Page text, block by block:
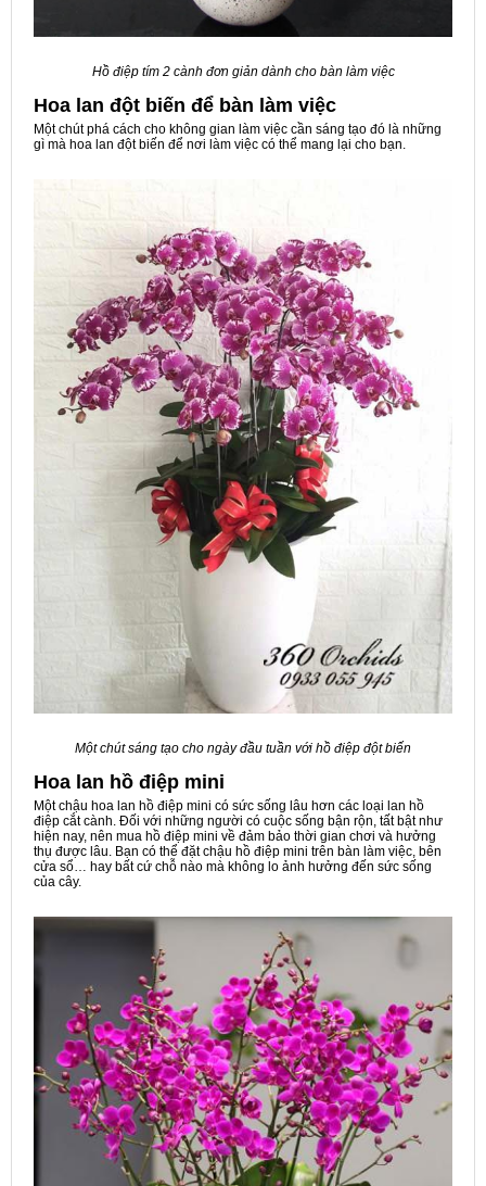
Hồ điệp tím 2 cành đơn giản dành cho bàn làm việc
Hoa lan đột biến để bàn làm việc
Một chút phá cách cho không gian làm việc cần sáng tạo đó là những
gì mà hoa lan đột biến để nơi làm việc có thể mang lại cho bạn.
Một chút sáng tạo cho ngày đầu tuần với hồ điệp đột biến
Hoa lan hồ điệp mini
Một chậu hoa lan hồ điệp mini có sức sống lâu hơn các loại lan hồ
điệp cắt cành. Đối với những người có cuộc sống bận rộn, tất bật như
hiện nay, nên mua hồ điệp mini về đảm bảo thời gian chơi và hưởng
thụ được lâu. Bạn có thể đặt chậu hồ điệp mini trên bàn làm việc, bên
cửa sổ… hay bất cứ chỗ nào mà không lo ảnh hưởng đến sức sống
của cây.